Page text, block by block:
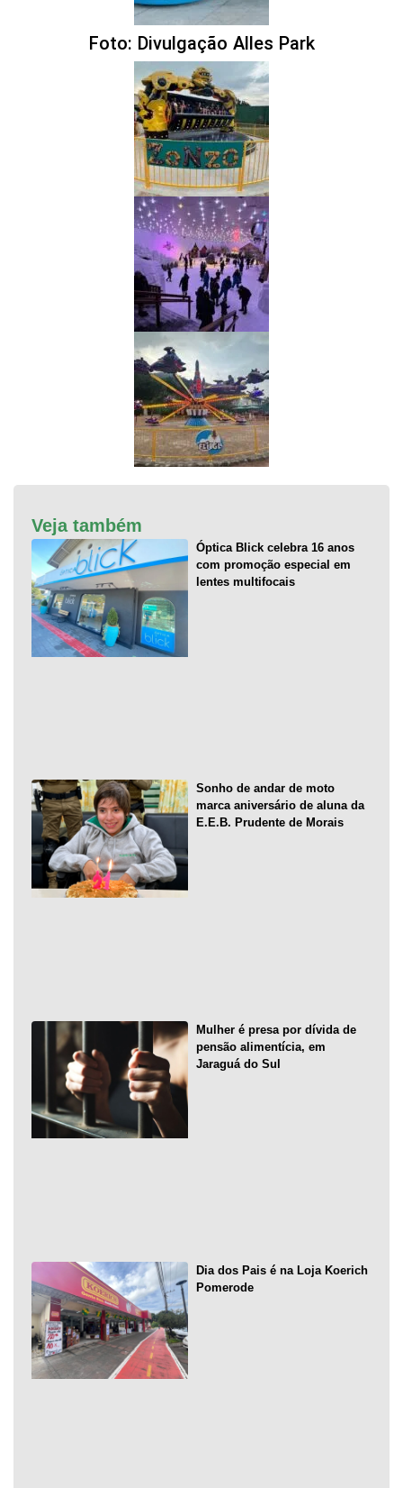
Foto: Divulgação Alles Park
Veja também
Óptica Blick celebra 16 anos
com promoção especial em
lentes multifocais
Sonho de andar de moto
marca aniversário de aluna da
E.E.B. Prudente de Morais
Mulher é presa por dívida de
pensão alimentícia, em
Jaraguá do Sul
Dia dos Pais é na Loja Koerich
Pomerode